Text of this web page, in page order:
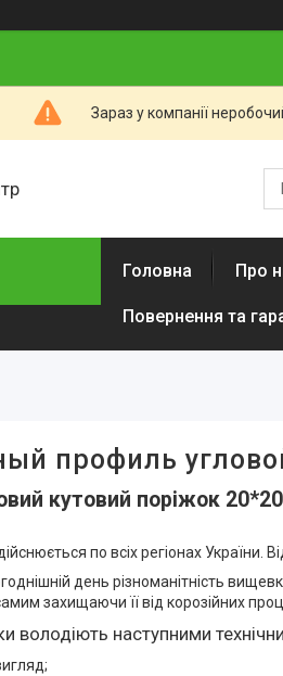
Зараз у компанії
сталі
Головна Про
Повернення та
профиль
кутовий поріжок
по всіх регіонах
день різноманітність
захищаючи її від корозійних
володіють наступними